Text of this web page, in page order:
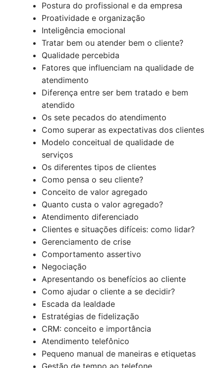
Postura do profissional e da empresa
Proatividade e organização
Inteligência emocional
Tratar bem ou atender bem o cliente?
Qualidade percebida
Fatores que influenciam na qualidade de
atendimento
Diferença entre ser bem tratado e bem
atendido
Os sete pecados do atendimento
Como superar as expectativas dos clientes
Modelo conceitual de qualidade de
serviços
Os diferentes tipos de clientes
Como pensa o seu cliente?
Conceito de valor agregado
Quanto custa o valor agregado?
Atendimento diferenciado
Clientes e situações difíceis: como lidar?
Gerenciamento de crise
Comportamento assertivo
Negociação
Apresentando os benefícios ao cliente
Como ajudar o cliente a se decidir?
Escada da lealdade
Estratégias de fidelização
CRM: conceito e importância
Atendimento telefônico
Pequeno manual de maneiras e etiquetas
Gestão de tempo ao telefone